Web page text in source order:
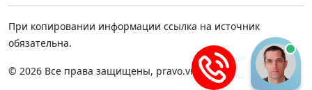
При копировании информации ссылка на источник
обязательна.
© 2026 Все права защищены, pravo.vnmsk.ru.